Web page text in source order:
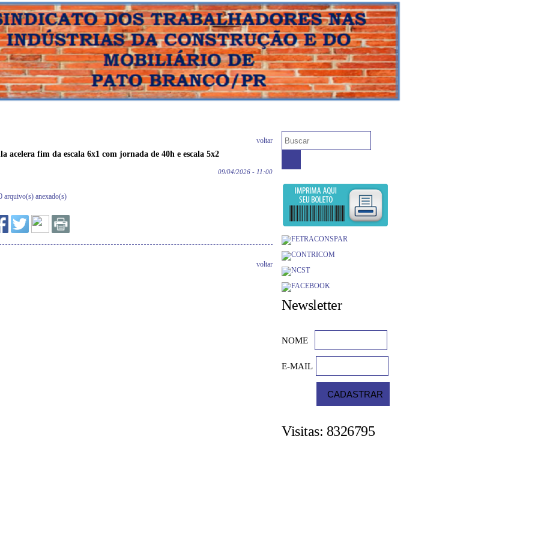
voltar
acelera fim da escala 6x1 com jornada de 40h e escala 5x2
09/04/2026 - 11:00
arquivo(s) anexado(s)
voltar
Newsletter
NOME
E-MAIL
Visitas: 8326795